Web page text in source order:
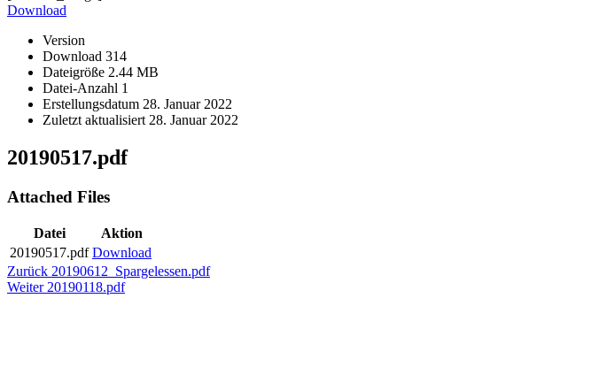
Download
Version
Download 314
Dateigröße 2.44 MB
Datei-Anzahl 1
Erstellungsdatum 28. Januar 2022
Zuletzt aktualisiert 28. Januar 2022
20190517.pdf
Attached Files
Datei
Aktion
20190517.pdf Download
Beitragsnavigation
Zurück Vorheriger
Beitrag:
20190612_Spargelessen.pdf
Weiter Nächster
20190118.pdf